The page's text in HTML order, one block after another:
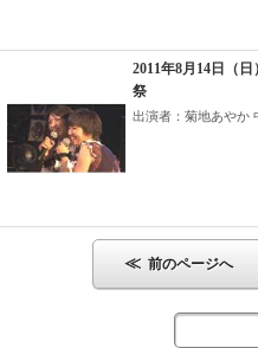
2011年8月14日（
祭
出演者：菊地あやか
≪ 前のページへ